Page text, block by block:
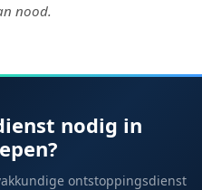
nood.
nodig in
ontstoppingsdienst